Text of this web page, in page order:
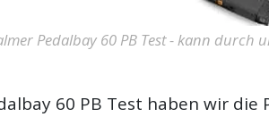
Pedalbay 60 PB Test - kann durch
60 PB Test haben wir die